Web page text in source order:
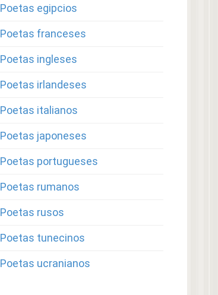
Poetas egipcios
Poetas franceses
Poetas ingleses
Poetas irlandeses
Poetas italianos
Poetas japoneses
Poetas portugueses
Poetas rumanos
Poetas rusos
Poetas tunecinos
Poetas ucranianos